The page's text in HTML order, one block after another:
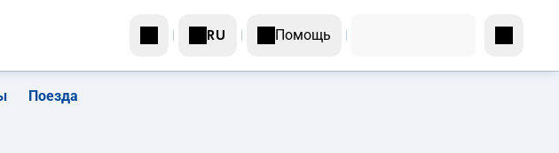
RU Помощь
Поезда